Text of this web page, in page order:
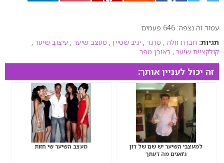
0עמוד זה נצפה: 646 פעמים
תגיות: חברת וולה , טרנד , יניב שטיין , מעצב שיער , עיצוב שיער ,
קולקציית שיער , ראובן טפר
זה יכול לעניין אותך:
למעצבי השיער יש שם של דון
ג’ואנים מה דעתך
מעצב השיער שי חזות